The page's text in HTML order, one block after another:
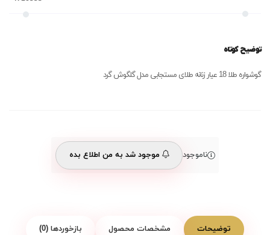
توضیح کوتاه
گوشواره طلا 18 عیار زنانه طلای مستجابی مدل گلگوش گرد
ناموجود موجود شد به من اطلاع بده
توضیحات مشخصات محصول بازخوردها (0)